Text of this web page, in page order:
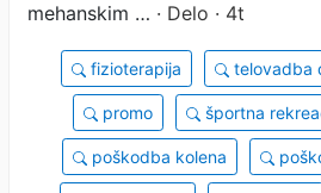
mehanskim … · Delo · 4t
fizioterapija telovadba
promo športna
poškodba kolena